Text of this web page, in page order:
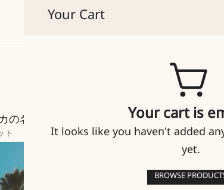
Your Cart
Your cart is
It looks like you haven't added
yet.
BROWSE
貴人たちのマイセン
名門ゴルフコース10選
ト